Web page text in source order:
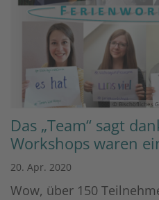
© Bischöfliches
Das „Team“ sagt
Workshops waren
20. Apr. 2020
Wow, über 150